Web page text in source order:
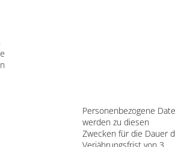
Personenbezogene
werden zu diesen
Zwecken für die Dauer